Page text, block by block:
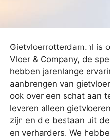
Gietvloerrotterdam.nl is
Vloer & Company, de
hebben jarenlange
aanbrengen van
ook over een schat aan
leveren alleen
zijn en die bestaan uit
en verharders. We